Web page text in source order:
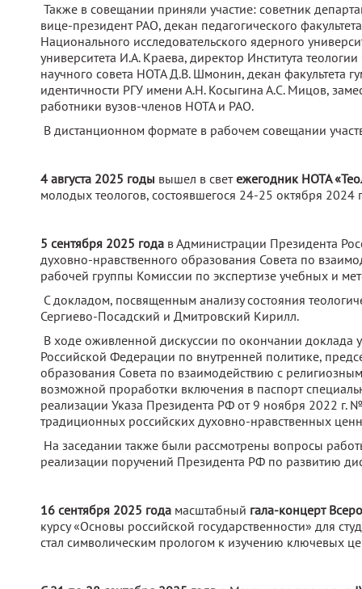
Также в совещании приняли участие: советник
вице-президент РАО, декан педагогического
Национального исследовательского ядерного
университета И.А. Краева, директор Института
научного совета НОТА Д.В. Шмонин, декан факультета
идентичности РГУ имени А.Н. Косыгина А.С. Мицов,
работники вузов-членов НОТА и РАО.
В дистанционном формате в рабочем совещании
4 августа 2025 годы вышел в светежегодник НОТА
молодых теологов, состоявшегося 24-25 октября 2024
5 сентября 2025 года в Администрации Президента
духовно-нравственного образования Совета по
рабочей группы Комиссии по экспертизе учебных и
С докладом, посвященным анализу состояния
Сергиево-Посадский и Дмитровский Кирилл.
В ходе оживленной дискуссии по окончании доклада
Российской Федерации по внутренней политике,
образования Совета по взаимодействию с
возможной проработки включения в паспорт
реализации Указа Президента РФ от 9 ноября 2022
традиционных российских духовно-нравственных
На заседании также были рассмотрены вопросы
реализации поручений Президента РФ по развитию
16 сентября 2025 года масштабный гала-концерт
курсу «Основы российской государственности» для
стал символическим прологом к изучению ключевых